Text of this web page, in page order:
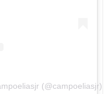
(@campoeliasjr)